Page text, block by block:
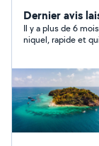
Dernier avis
Il y a plus de 6 mois
niquel, rapide et